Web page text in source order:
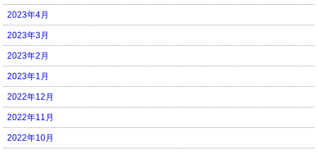
2023年4月
2023年3月
2023年2月
2023年1月
2022年12月
2022年11月
2022年10月